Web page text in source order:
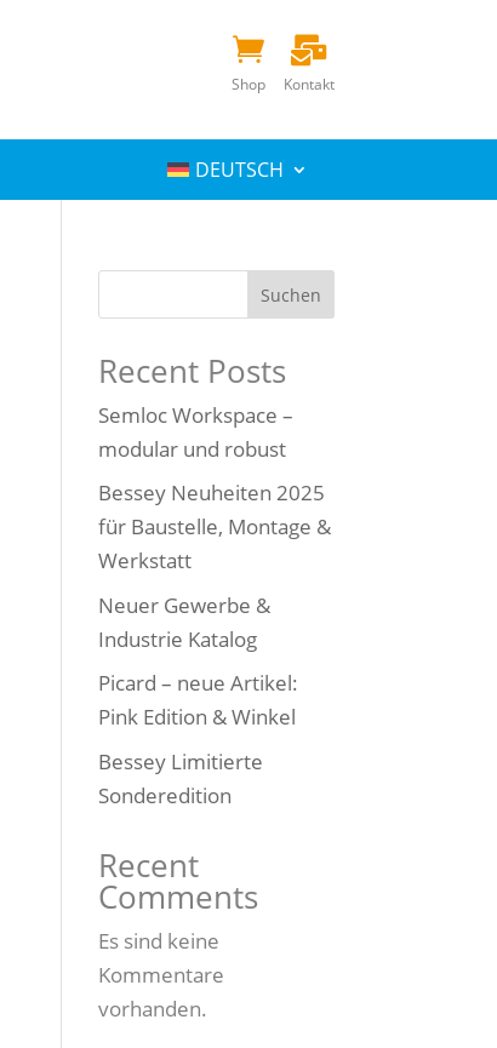

Shop

Kontakt
DEUTSCH
Suchen
Recent Posts
Semloc Workspace –
modular und robust
Bessey Neuheiten 2025
für Baustelle, Montage &
Werkstatt
Neuer Gewerbe &
Industrie Katalog
Picard – neue Artikel:
Pink Edition & Winkel
Bessey Limitierte
Sonderedition
Recent
Comments
Es sind keine
Kommentare
vorhanden.